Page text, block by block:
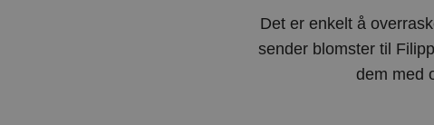
Det er enkelt å
sender blomster til
dem med